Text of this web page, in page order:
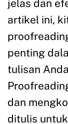
jelas dan
artikel ini,
penting
tulisan
dan
ditulis